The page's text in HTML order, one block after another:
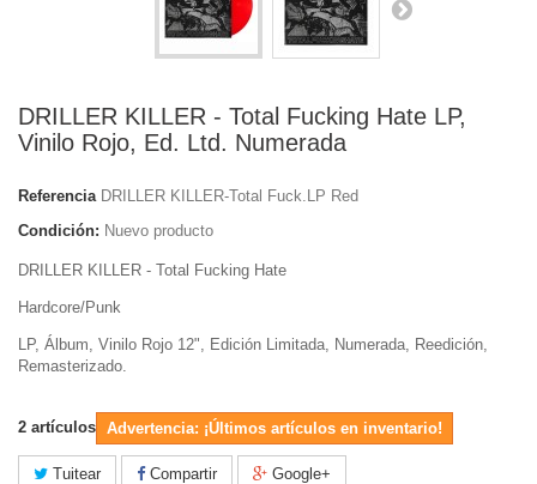
DRILLER KILLER - Total Fucking Hate LP,
Vinilo Rojo, Ed. Ltd. Numerada
Referencia DRILLER KILLER-Total Fuck.LP Red
Condición: Nuevo producto
DRILLER KILLER - Total Fucking Hate
Hardcore/Punk
LP, Álbum, Vinilo Rojo 12", Edición Limitada, Numerada, Reedición,
Remasterizado.
2 artículos Advertencia: ¡Últimos artículos en inventario!
Tuitear Compartir Google+